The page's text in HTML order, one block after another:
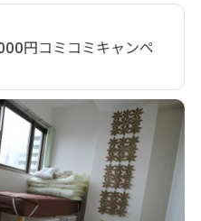
円コミコミキャンペ